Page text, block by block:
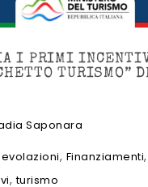
I PRIMI
TURISMO”
Saponara
, Finanziamenti,
,turismo